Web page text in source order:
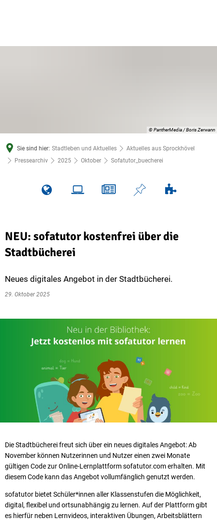
© PantherMedia / Boris Zerwann
Sie sind hier: Stadtleben und Aktuelles
Aktuelles aus Sprockhövel
Pressearchiv
2025 Oktober Sofatutor_buecherei
NEU: sofatutor kostenfrei über die
Stadtbücherei
Neues digitales Angebot in der Stadtbücherei.
29. Oktober 2025
Die Stadtbücherei freut sich über ein neues digitales Angebot: Ab
November können Nutzerinnen und Nutzer einen zwei Monate
gültigen Code zur Online-Lernplattform sofatutor.com erhalten. Mit
diesem Code kann das Angebot vollumfänglich genutzt werden.
sofatutor bietet Schüler*innen aller Klassenstufen die Möglichkeit,
digital, flexibel und ortsunabhängig zu lernen. Auf der Plattform gibt
es hierfür neben Lernvideos, interaktiven Übungen, Arbeitsblättern